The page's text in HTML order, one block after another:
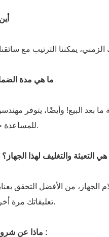
3.
4. ما هي مدة
البيع! وأيضًا، يتوفر
للمساعدة حتى تصبح الآلة في أداء جيد.
هي التعبئة والتغليف لهذا
من الأفضل التحقق
تعليقاتك مرة أخرى ستكون محل تقدير كبير.
6. ماذا عن شروط الدفع والمهلة الزمنية :